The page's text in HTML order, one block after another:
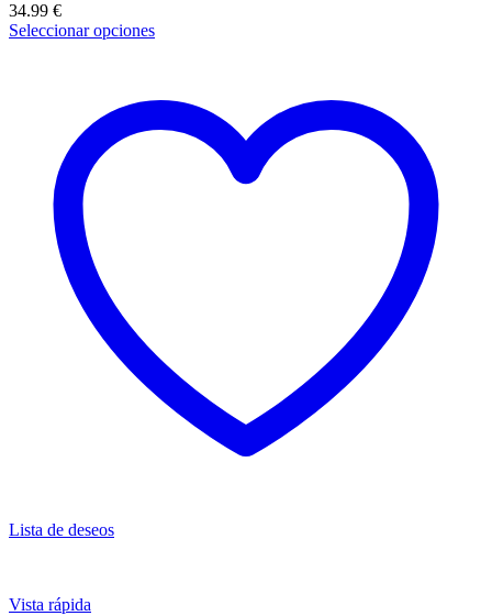
34.99 €
Seleccionar opciones
Lista de deseos
Vista rápida